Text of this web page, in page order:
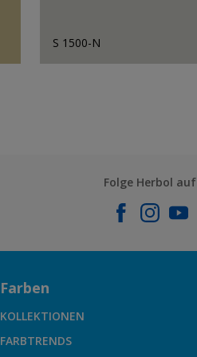
S 1500-N
Folge Herbol auf
Farben
KOLLEKTIONEN
FARBTRENDS